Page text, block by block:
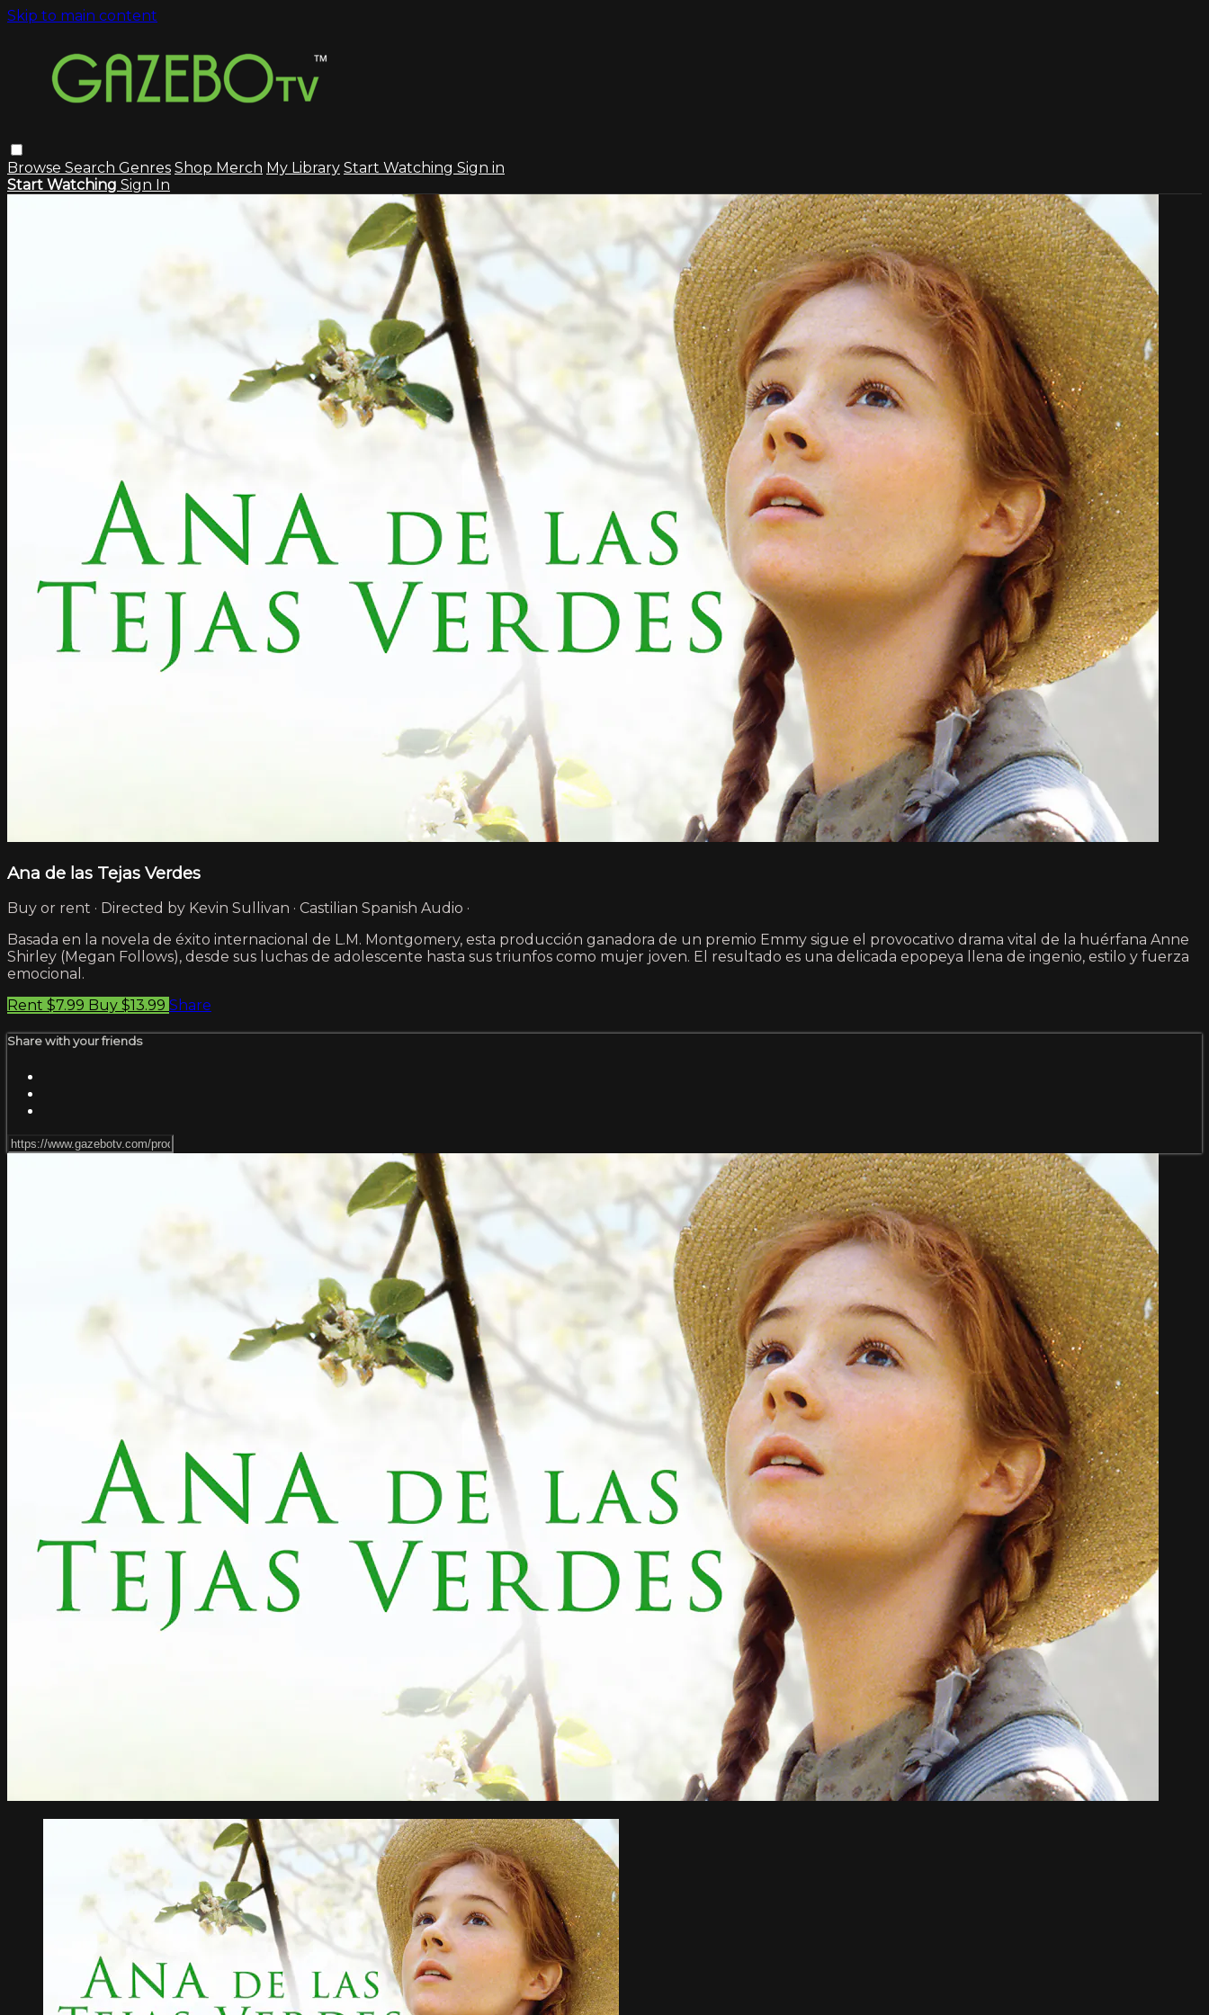
Skip to main content
Browse Search Genres Shop Merch My Library Start Watching Sign in
Start Watching Sign In
Ana de las Tejas Verdes
Buy or rent · Directed by Kevin Sullivan · Castilian Spanish Audio ·
Basada en la novela de éxito internacional de L.M. Montgomery, esta producción ganadora de un premio Emmy sigue el provocativo drama vital de la huérfana Anne
Shirley (Megan Follows), desde sus luchas de adolescente hasta sus triunfos como mujer joven. El resultado es una delicada epopeya llena de ingenio, estilo y fuerza
emocional.
Rent $7.99 Buy $13.99 Share
Share with your friends